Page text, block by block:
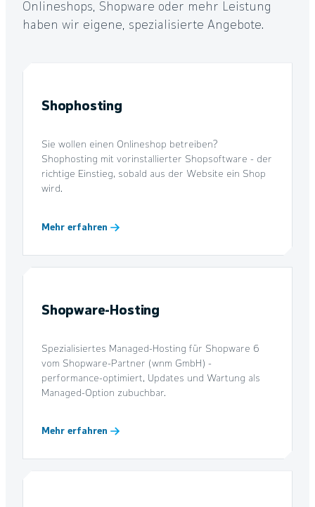
Onlineshops, Shopware oder mehr Leistung
haben wir eigene, spezialisierte Angebote.
Shophosting
Sie wollen einen Onlineshop betreiben?
Shophosting mit vorinstallierter Shopsoftware - der
richtige Einstieg, sobald aus der Website ein Shop
wird.
Mehr erfahren
Shopware-Hosting
Spezialisiertes Managed-Hosting für Shopware 6
vom Shopware-Partner (wnm GmbH) -
performance-optimiert, Updates und Wartung als
Managed-Option zubuchbar.
Mehr erfahren